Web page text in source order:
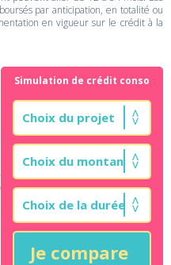
par anticipation, en totalité ou
en vigueur sur le crédit à la
Simulation de crédit conso
Je compare